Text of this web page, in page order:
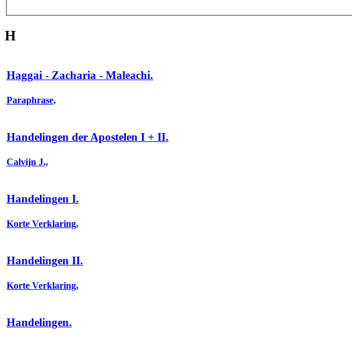
H
Haggai - Zacharia - Maleachi.
Paraphrase,
Handelingen der Apostelen I + II.
Calvijn J.,
Handelingen I.
Korte Verklaring,
Handelingen II.
Korte Verklaring,
Handelingen.